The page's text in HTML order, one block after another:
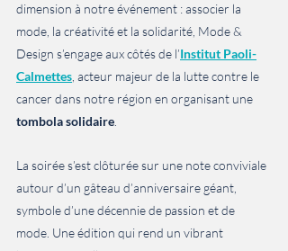
dimension à notre événement : associer la
mode, la créativité et la solidarité, Mode &
Design s’engage aux côtés de l’Institut Paoli-
Calmettes , acteur majeur de la lutte contre le
cancer dans notre région en organisant une
tombola solidaire
La soirée s’est clôturée sur une note conviviale
autour d’un gâteau d’anniversaire géant,
symbole d’une décennie de passion et de
mode. Une édition qui rend un vibrant